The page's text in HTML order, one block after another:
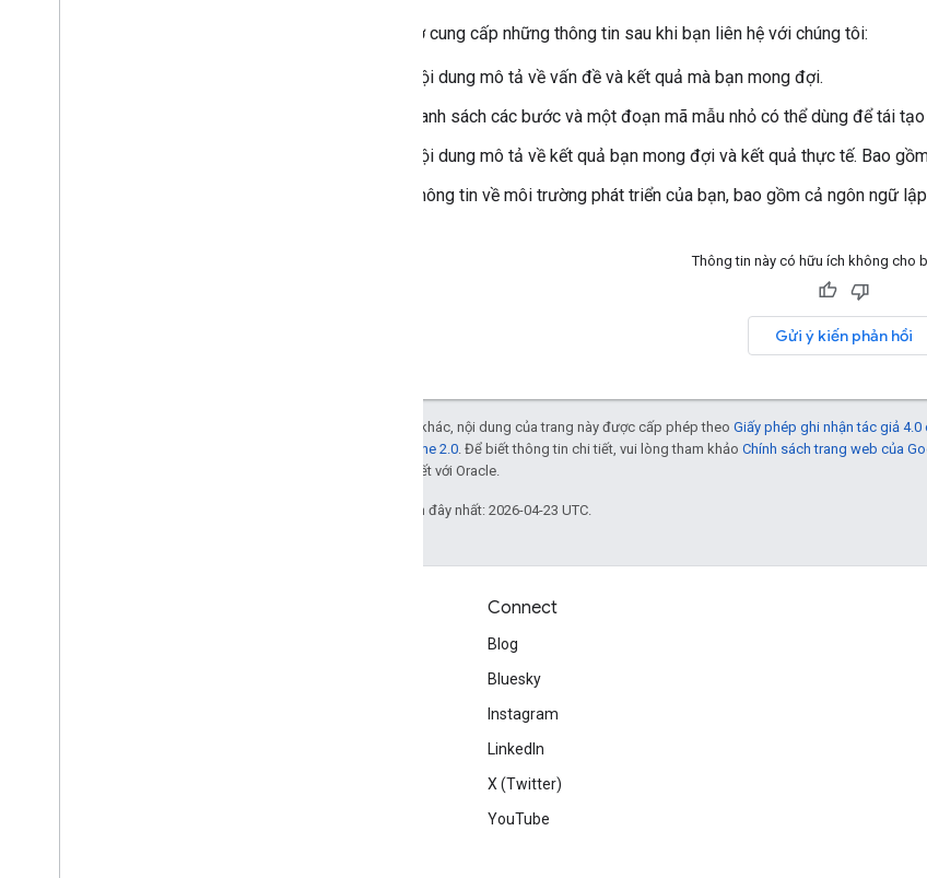
Hãy nhớ cung cấp những thông tin sau khi bạn liên hệ với chúng tôi:
Nội dung mô tả về vấn đề và kết quả mà bạn mong đợi.
Danh sách các bước và một đoạn mã mẫu nhỏ có thể dùng để tái
Nội dung mô tả về kết quả bạn mong đợi và kết quả thực tế. Bao
Thông tin về môi trường phát triển của bạn, bao gồm cả ngôn ngữ
Thông tin này có hữu ích không cho
Gửi ý kiến phản hồi
Trừ phi có lưu ý khác, nội dung của trang này được cấp phép theo Giấy phép ghi nhận tác giả
Giấy phép Apache 2.0 . Để biết thông tin chi tiết, vui lòng tham khảo Chính sách trang web của
các đơn vị liên kết với Oracle.
Cập nhật lần gần đây nhất: 2026-04-23 UTC.
Connect
Blog
Bluesky
Instagram
LinkedIn
X (Twitter)
YouTube